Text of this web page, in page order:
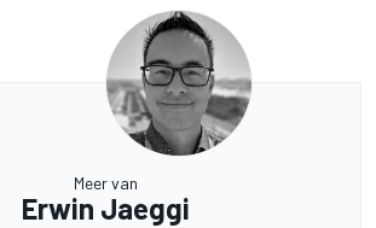
Meer van
Erwin Jaeggi